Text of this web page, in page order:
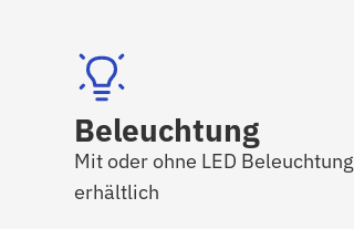
Beleuchtung
Mit oder ohne LED Beleuchtung
erhältlich